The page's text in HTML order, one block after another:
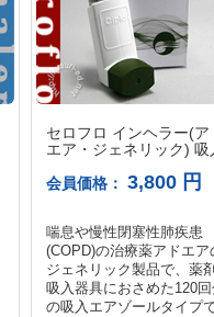
セロフロ インヘラー(ア
エア・ジェネリック) 吸
会員価格： 3,800 円
喘息や慢性閉塞性肺疾患
(COPD)の治療薬アドエア
ジェネリック製品で、薬
吸入器具におさめた120回
の吸入エアゾールタイプ